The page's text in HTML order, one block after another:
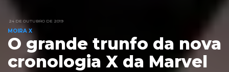
24 DE OUTUBRO DE 2019
MOIRA X
O grande trunfo da nova
cronologia X da Marvel